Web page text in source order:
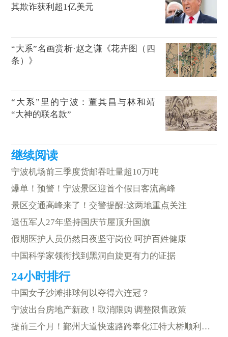
其欺诈获利超1亿美元
“大系”名画赏析·赵之谦《花卉图（四
条）》
“大系”里的宁波：董其昌与林和靖
“大神的联名款”
宁波机场前三季度货邮吞吐量超10万吨
爆单！预警！宁波景区迎首个假日客流高峰
景区交通高峰来了！交警提醒:这两地重点关注
退伍军人27年坚持国庆节屋顶升国旗
假期医护人员仍然日夜坚守岗位 呵护百姓健康
中国科学家领衔找到黑洞自旋更有力的证据
中国女子沙滩排球何以夺得六连冠？
宁波出台房地产新政！取消限购 调整限售政策
提前三个月！鄞州大道快速路跨奉化江特大桥顺利合龙